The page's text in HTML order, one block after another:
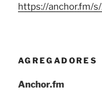
https://anchor.fm/
AGREGADORES
Anchor.fm